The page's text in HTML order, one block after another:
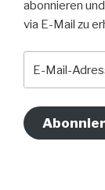
abonnieren
via E-Mail zu